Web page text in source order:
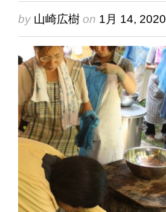
by 山崎広樹 on 1月 14, 2020